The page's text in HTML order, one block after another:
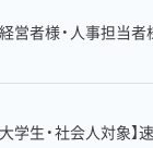
経営者様・人事担当
大学生・社会人対象